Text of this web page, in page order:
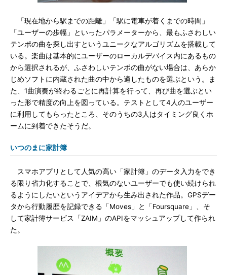
「現在地から駅までの距離」「駅に電車が着くまでの時間」
「ユーザーの歩幅」といったパラメーターから、最もふさわしい
テンポの曲を探し出すというユニークなアルゴリズムを搭載して
いる。楽曲は基本的にユーザーのローカルデバイス内にあるもの
から選択されるが、ふさわしいテンポの曲がない場合は、あらか
じめソフトに内蔵された曲の中から適したものを選ぶという。ま
た、1曲演奏が終わるごとに再計算を行って、再び曲を選ぶとい
った形で精度の向上を図っている。テストとして4人のユーザー
に利用してもらったところ、そのうちの3人はタイミング良くホ
ームに到着できたそうだ。
いつのまに家計簿
スマホアプリとして人気の高い「家計簿」のデータ入力をでき
る限り省力化することで、根気のないユーザーでも使い続けられ
るようにしたいというアイデアから生み出された作品。GPSデー
タから行動履歴を記録できる「Moves」と「Foursquare」、そ
して家計簿サービス「ZAIM」のAPIをマッシュアップして作られ
た。